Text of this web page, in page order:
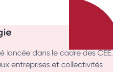
lancée dans le cadre des CEE.
entreprises et collectivités